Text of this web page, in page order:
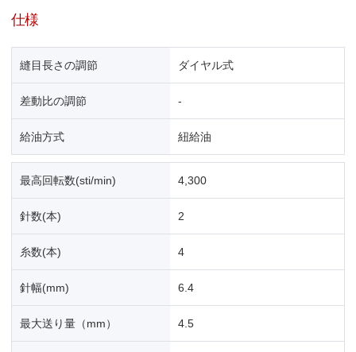
仕様
縫目長さの調節 ダイヤル式
差動比の調節 -
給油方式 紐給油
最高回転数(sti/min) 4,300
針数(本) 2
糸数(本) 4
針幅(mm) 6.4
最大送り量（mm） 4.5